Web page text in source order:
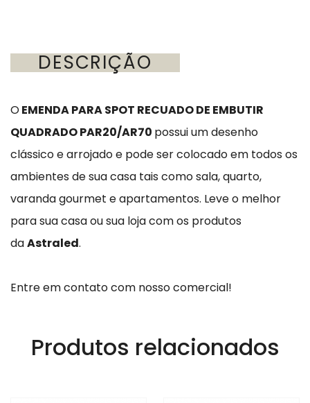
DESCRIÇÃO
OEMENDA PARA SPOT RECUADO DE EMBUTIR
QUADRADO PAR20/AR70 possui um desenho
clássico e arrojado e pode ser colocado em todos os
ambientes de sua casa tais como sala, quarto,
varanda gourmet e apartamentos. Leve o melhor
para sua casa ou sua loja com os produtos
daAstraled.
Entre em contato com nosso comercial!
Produtos relacionados